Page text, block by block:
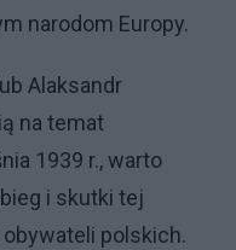
narodom Europy.
Alaksandr
na temat
1939 r., warto
i skutki tej
polskich.